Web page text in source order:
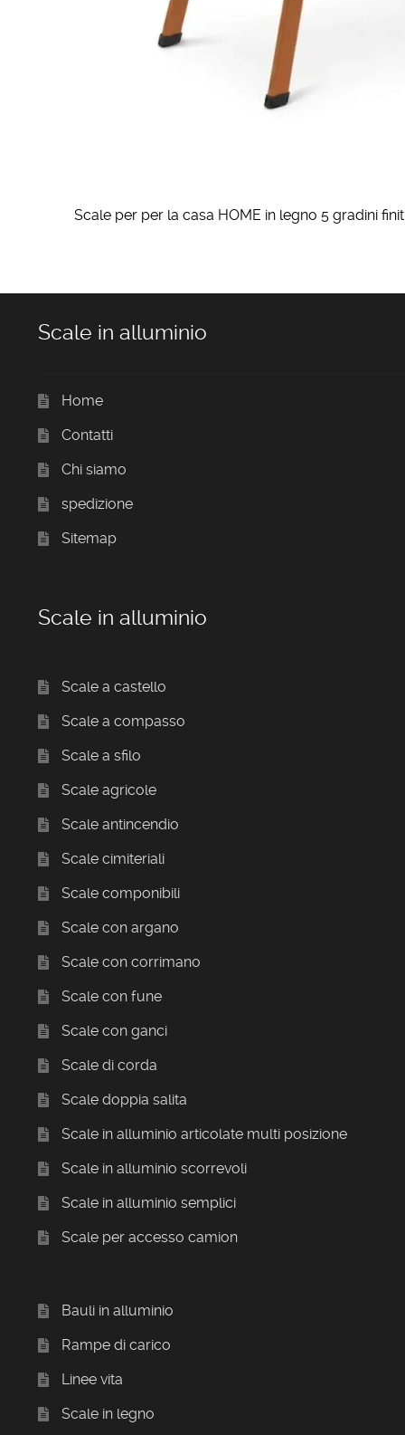
Scale per per la casa HOME in legno 5 gradini
Scale in alluminio
Home
Contatti
Chi siamo
spedizione
Sitemap
Scale in alluminio
Scale a castello
Scale a compasso
Scale a sfilo
Scale agricole
Scale antincendio
Scale cimiteriali
Scale componibili
Scale con argano
Scale con corrimano
Scale con fune
Scale con ganci
Scale di corda
Scale doppia salita
Scale in alluminio articolate multi posizione
Scale in alluminio scorrevoli
Scale in alluminio semplici
Scale per accesso camion
Bauli in alluminio
Rampe di carico
Linee vita
Scale in legno